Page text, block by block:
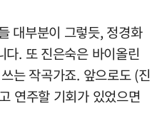
대부분이 그렇듯, 정경화
다. 또 진은숙은 바이올린
는 작곡가죠. 앞으로도 (진
연주할 기회가 있었으면